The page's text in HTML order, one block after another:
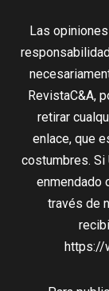
Las
RevistaC&A,
retirar
enlace, que
costumbres. Si
enmendado
través de
https://